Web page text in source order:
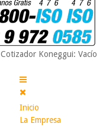
Cotizador Koneggui: Vacío
Inicio
La Empresa